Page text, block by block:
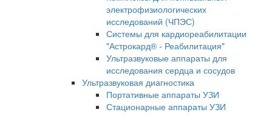
электрофизиологических
исследований (ЧПЭС)
Системы для кардиореабилитации
"Астрокард® - Реабилитация"
Ультразвуковые аппараты для
исследования сердца и сосудов
Ультразвуковая диагностика
Портативные аппараты УЗИ
Стационарные аппараты УЗИ